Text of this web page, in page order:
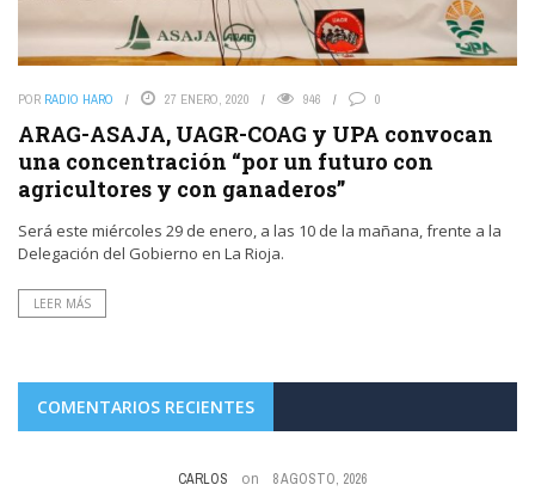
POR RADIO HARO 27 ENERO, 2020 946 0
ARAG-ASAJA, UAGR-COAG y UPA convocan
una concentración “por un futuro con
agricultores y con ganaderos”
Será este miércoles 29 de enero, a las 10 de la mañana, frente a la
Delegación del Gobierno en La Rioja.
LEER MÁS
COMENTARIOS RECIENTES
CARLOS on 8 AGOSTO, 2026